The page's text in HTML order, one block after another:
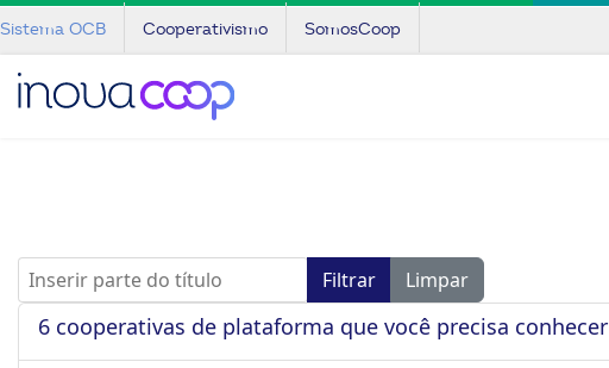
Sistema OCB Cooperativismo SomosCoop
Inserir parte do título Filtrar Limpar
6 cooperativas de plataforma que você precisa conhecer